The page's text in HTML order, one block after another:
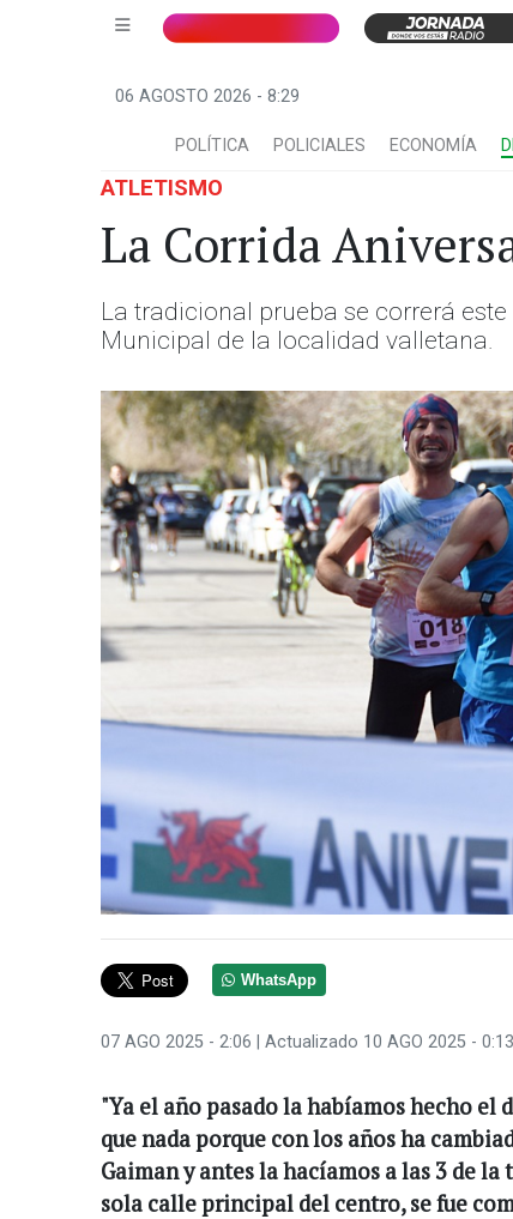
06 AGOSTO 2026 - 8:29
POLÍTICA POLICIALES ECONOMÍA
ATLETISMO
La Corrida
La tradicional prueba se correrá
Municipal de la localidad valletana.
WhatsApp
07 AGO 2025 - 2:06 | Actualizado 10 AGO 2025 - 0:13
"Ya el año pasado la habíamos hecho el
que nada porque con los años ha
Gaiman y antes la hacíamos a las 3 de
sola calle principal del centro, se fue